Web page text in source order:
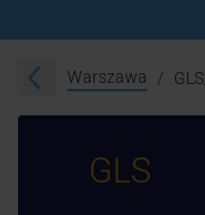
Warszawa
GLS